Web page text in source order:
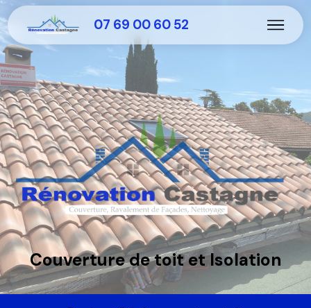
07 69 00 60 52
Couverture de toit et Isolation